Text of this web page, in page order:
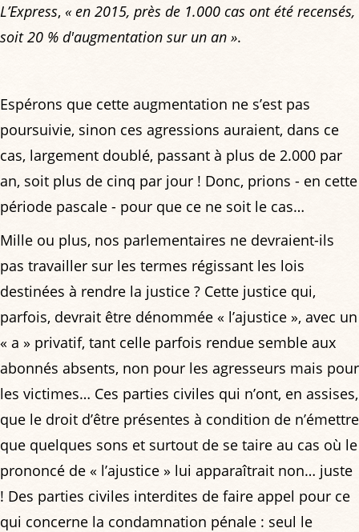
L’Express, « en 2015, près de 1.000 cas ont été recensés,
soit 20 % d'augmentation sur un an ».
Espérons que cette augmentation ne s’est pas
poursuivie, sinon ces agressions auraient, dans ce
cas, largement doublé, passant à plus de 2.000 par
an, soit plus de cinq par jour ! Donc, prions - en cette
période pascale - pour que ce ne soit le cas…
Mille ou plus, nos parlementaires ne devraient-ils
pas travailler sur les termes régissant les lois
destinées à rendre la justice ? Cette justice qui,
parfois, devrait être dénommée « l’ajustice », avec un
« a » privatif, tant celle parfois rendue semble aux
abonnés absents, non pour les agresseurs mais pour
les victimes… Ces parties civiles qui n’ont, en assises,
que le droit d’être présentes à condition de n’émettre
que quelques sons et surtout de se taire au cas où le
prononcé de « l’ajustice » lui apparaîtrait non… juste
! Des parties civiles interdites de faire appel pour ce
qui concerne la condamnation pénale : seul le